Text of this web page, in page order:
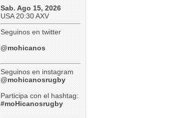
Sab. Ago 15, 2026
USA 20:30 AXV
Seguinos en twitter
@mohicanos
Seguinos en instagram
@mohicanosrugby
Participa con el hashtag:
#moHicanosrugby